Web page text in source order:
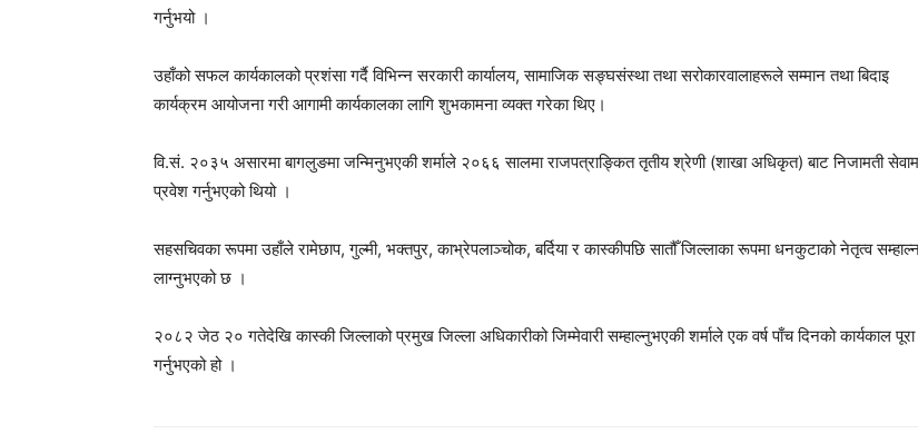
गर्नुभयो ।
उहाँको सफल कार्यकालको प्रशंसा गर्दै विभिन्न सरकारी कार्यालय, सामाजिक सङ्घसंस्था तथा सरोकारवालाहरूले सम्मान तथा बिदाइ
कार्यक्रम आयोजना गरी आगामी कार्यकालका लागि शुभकामना व्यक्त गरेका थिए।
वि.सं. २०३५ असारमा बागलुङमा जन्मिनुभएकी शर्माले २०६६ सालमा राजपत्राङ्कित तृतीय श्रेणी (शाखा अधिकृत) बाट निजामती
प्रवेश गर्नुभएको थियो ।
सहसचिवका रूपमा उहाँले रामेछाप, गुल्मी, भक्तपुर, काभ्रेपलाञ्चोक, बर्दिया र कास्कीपछि सातौँ जिल्लाका रूपमा धनकुटाको नेतृत्व
लाग्नुभएको छ ।
२०८२ जेठ २० गतेदेखि कास्की जिल्लाको प्रमुख जिल्ला अधिकारीको जिम्मेवारी सम्हाल्नुभएकी शर्माले एक वर्ष पाँच दिनको कार्यकाल पूरा
गर्नुभएको हो ।